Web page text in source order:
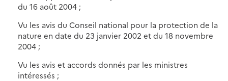
du 16 août 2004 ;
Vu les avis du Conseil national pour la protection de la
nature en date du 23 janvier 2002 et du 18 novembre
2004 ;
Vu les avis et accords donnés par les ministres
intéressés ;